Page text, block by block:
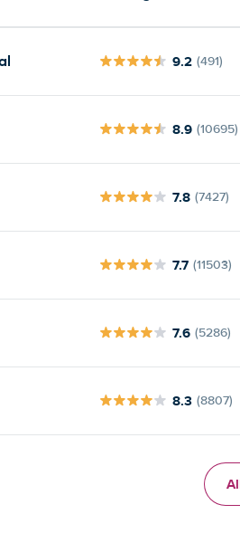
9.2 (491)
8.9 (10695)
7.8 (7427)
7.7 (11503)
7.6 (5286)
8.3 (8807)